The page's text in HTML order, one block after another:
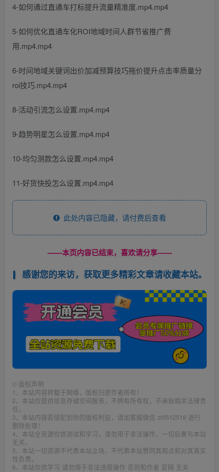
4-如何通过直通车打标提升流量精准度.mp4.mp4
5-如何优化直通车化ROI地域时间人群节省推广费
用.mp4.mp4
6-时间地域关键词出价加减预算技巧拖价提升点击率质量分
roi技巧.mp4.mp4
8-活动引流怎么设置.mp4.mp4
9-趋势明星怎么设置.mp4.mp4
10-均匀测款怎么设置.mp4.mp4
11-好货快投怎么设置.mp4.mp4
此处内容已隐藏，请付费后查看
------本页内容已结束，喜欢请分享------
感谢您的来访，获取更多精彩文章请收藏本站。
© 版权声明
1、本站内容转载于网络，版权归原作者所有！
2、本站仅提供信息存储空间服务，不拥有所有权，不承担相关法律责
任。
3、本站内容若侵犯到你的版权利益，请加客服微信 zt0512518 进行
删除处理！
4、本站全资源仅供测试和学习，请勿用于非法操作，一切后果与本站
无关。
5、本站一切资源不代表本站立场，不代表本站赞同其观点和对其真实
性负责。
6、本站仅供学习 请勿用于非法违规操作 否则和作者 官网 无关